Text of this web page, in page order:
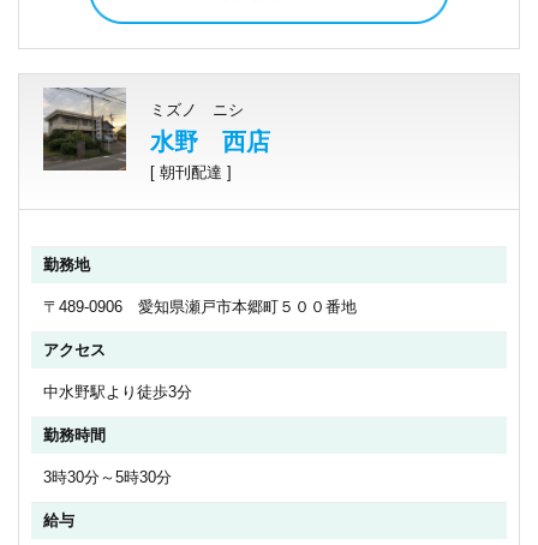
ミズノ ニシ
水野 西店
[ 朝刊配達 ]
勤務地
〒489-0906 愛知県瀬戸市本郷町５００番地
アクセス
中水野駅より徒歩3分
勤務時間
3時30分～5時30分
給与